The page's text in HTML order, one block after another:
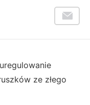
ze złego